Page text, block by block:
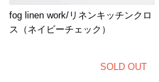
fog linen work/リネンキッチンクロ
ス（ネイビーチェック）
SOLD OUT